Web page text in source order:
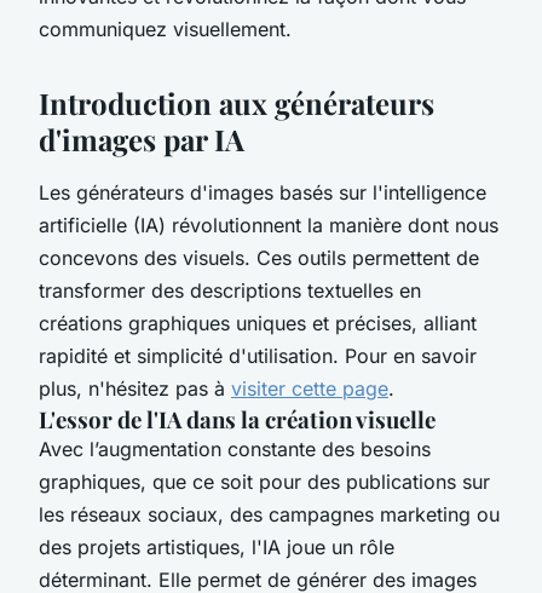
communiquez visuellement.
Introduction aux générateurs
d'images par IA
Les générateurs d'images basés sur l'intelligence
artificielle (IA) révolutionnent la manière dont nous
concevons des visuels. Ces outils permettent de
transformer des descriptions textuelles en
créations graphiques uniques et précises, alliant
rapidité et simplicité d'utilisation. Pour en savoir
plus, n'hésitez pas à visiter cette page.
L'essor de l'IA dans la création visuelle
Avec l’augmentation constante des besoins
graphiques, que ce soit pour des publications sur
les réseaux sociaux, des campagnes marketing ou
des projets artistiques, l'IA joue un rôle
déterminant. Elle permet de générer des images